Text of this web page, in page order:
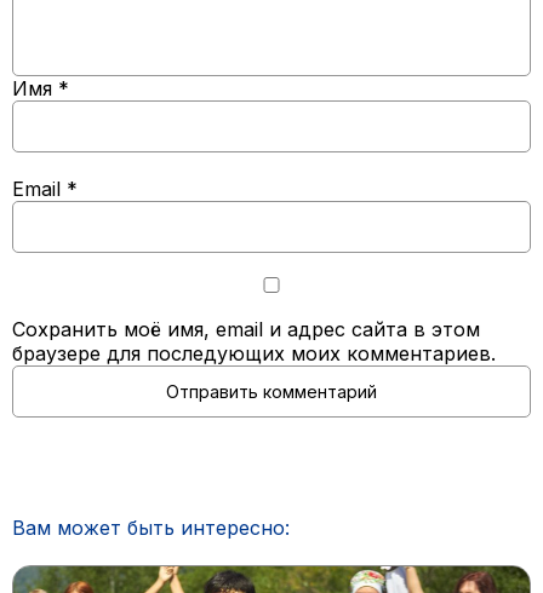
Имя *
Email *
Сохранить моё имя, email и адрес сайта в этом
браузере для последующих моих комментариев.
Вам может быть интересно: